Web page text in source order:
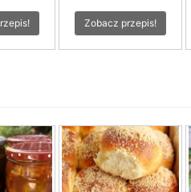
Zobacz przepis!